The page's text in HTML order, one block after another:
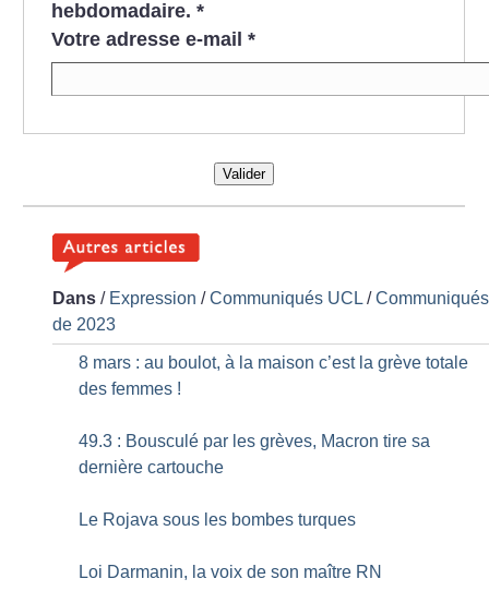
hebdomadaire. *
Votre adresse e-mail *
Valider
Dans / Expression /Communiqués UCL /Communiqués
de 2023
8 mars : au boulot, à la maison c’est la grève totale
des femmes !
49.3 : Bousculé par les grèves, Macron tire sa
dernière cartouche
Le Rojava sous les bombes turques
Loi Darmanin, la voix de son maître RN